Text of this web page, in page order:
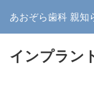
あおぞら歯科 親知
インプラン